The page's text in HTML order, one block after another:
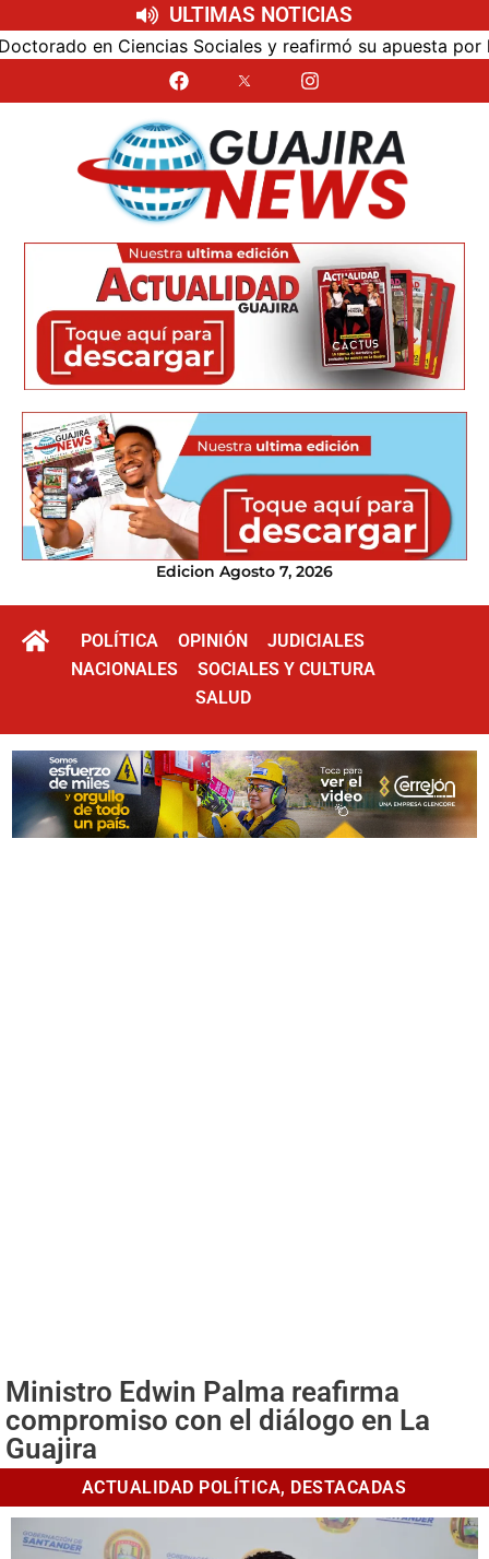
ULTIMAS NOTICIAS
Sociales y reafirmó su apuesta por la investigación
Edicion Agosto 7, 2026
POLÍTICA OPINIÓN
JUDICIALES
NACIONALES
SOCIALES Y CULTURA
SALUD
Ministro Edwin Palma reafirma
compromiso con el diálogo en La
Guajira
ACTUALIDAD POLÍTICA, DESTACADAS